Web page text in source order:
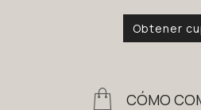
Obtener
CÓMO